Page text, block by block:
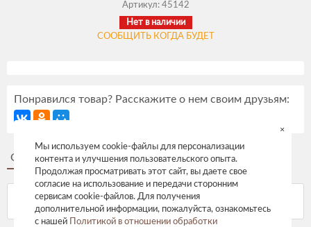
Артикул: 45142
Нет в наличии
СООБЩИТЬ КОГДА БУДЕТ
Понравился товар? Расскажите о нем своим друзьям:
Описание Отзывы
Мы используем cookie-файлы для персонализации
контента и улучшения пользовательского опыта.
Продолжая просматривать этот сайт, вы даете свое
согласие на использование и передачи сторонним
сервисам cookie-файлов. Для получения
дополнительной информации, пожалуйста, ознакомьтесь
с нашей
Политикой в отношении обработки
×